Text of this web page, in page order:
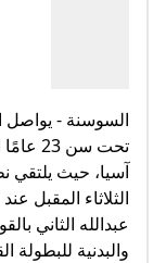
السوسنة - يواصل
تحت
آسيا، حيث يلتقي
الثلاثاء المقبل
عبدالله الثاني
والبدنية للبطولة